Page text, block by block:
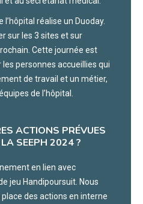
l’hôpital réalise un Duoday.
sur les 3 sites et sur
Cette journée est
personnes accueillies qui
de travail et un métier,
de l’hôpital.
ACTIONS PRÉVUES
SEEPH 2024 ?
en lien avec
jeu Handipoursuit. Nous
des actions en interne